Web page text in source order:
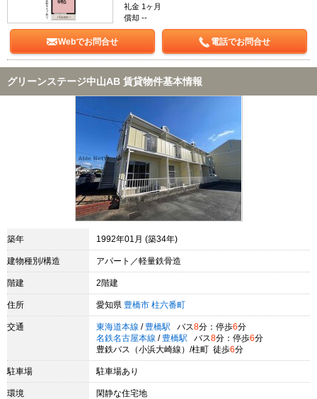
礼金 1ヶ月
償却 --
Webでお問合せ 電話でお問合せ
グリーンステージ中山AB 賃貸物件基本情報
築年 1992年01月 (築34年)
建物種別/構造 アパート／軽量鉄骨造
階建 2階建
住所 愛知県 豊橋市 柱六番町
交通 東海道本線 / 豊橋駅 バス8分：停歩6分
名鉄名古屋本線 / 豊橋駅 バス8分：停歩6分
豊鉄バス（小浜大崎線）/柱町 徒歩6分
駐車場 駐車場あり
環境
閑静な住宅地